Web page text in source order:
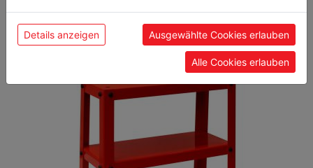
EMPFOHLENES ZUBEHÖR ZUM
PRODUKT
Details anzeigen Ausgewählte Cookies erlauben
Alle Cookies erlauben